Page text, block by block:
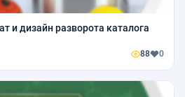
и дизайн разворота каталога
88 0